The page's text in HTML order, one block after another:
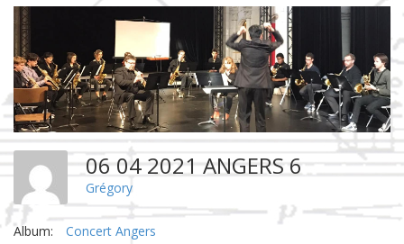
06 04 2021 ANGERS 6
Grégory
Album: Concert Angers